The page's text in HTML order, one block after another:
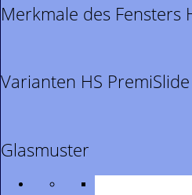
Merkmale des Fensters
Varianten HS
Glasmuster